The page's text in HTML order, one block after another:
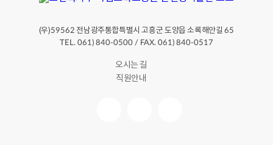
(우)59562 전남광주통합특별시 고흥군 도양읍 소록해안길65
TEL. 061) 840-0500 / FAX. 061) 840-0517
오시는 길
직원안내